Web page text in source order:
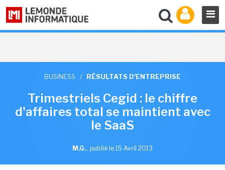
BUSINESS / RÉSULTATS D'ENTREPRISE
Trimestriels Cegid : le chiffre
d'affaires total se maintient avec
le SaaS
M.G. , publié le 15 Avril 2013